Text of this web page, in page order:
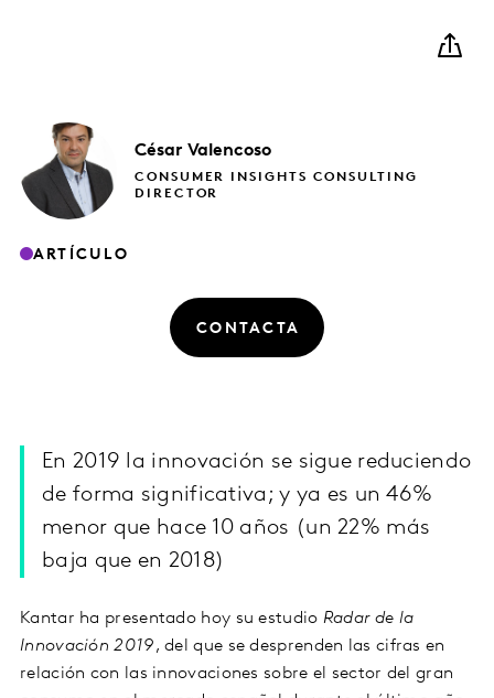
César Valencoso
CONSUMER INSIGHTS CONSULTING
DIRECTOR
ARTÍCULO
CONTACTA
En 2019 la innovación se sigue reduciendo
de forma significativa; y ya es un 46%
menor que hace 10 años (un 22% más
baja que en 2018)
Kantar ha presentado hoy su estudio Radar de la
Innovación 2019, del que se desprenden las cifras en
relación con las innovaciones sobre el sector del gran